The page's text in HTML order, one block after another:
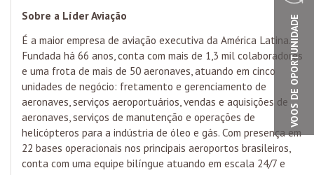
Sobre a Líder Aviação
É a maior empresa de aviação executiva da América Latina.
Fundada há 66 anos, conta com mais de 1,3 mil colaboradores
e uma frota de mais de 50 aeronaves, atuando em cinco
unidades de negócio: fretamento e gerenciamento de
aeronaves, serviços aeroportuários, vendas e aquisições de
aeronaves, serviços de manutenção e operações de
helicópteros para a indústria de óleo e gás. Com presença em
22 bases operacionais nos principais aeroportos brasileiros,
conta com uma equipe bilíngue atuando em escala 24/7 e
VOOS DE OPORTUNIDADE